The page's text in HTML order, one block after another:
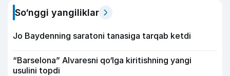
So‘nggi yangiliklar
Jo Baydenning saratoni tanasiga tarqab ketdi
“Barselona” Alvaresni qo‘lga kiritishning yangi
usulini topdi